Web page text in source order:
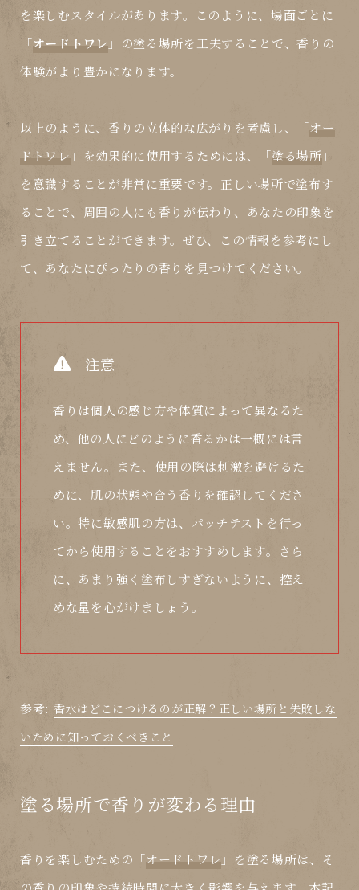
を楽しむスタイルがあります。このように、場面ごとに
「オードトワレ 」の塗る場所を工夫することで、香りの
体験がより豊かになります。
以上のように、香りの立体的な広がりを考慮し、「オー
ドトワレ 」を効果的に使用するためには、「塗る場所 」
を意識することが非常に重要です。正しい場所で塗布す
ることで、周囲の人にも香りが伝わり、あなたの印象を
引き立てることができます。ぜひ、この情報を参考にし
て、あなたにぴったりの香りを見つけてください。
注意
香りは個人の感じ方や体質によって異なるた
め、他の人にどのように香るかは一概には言
えません。また、使用の際は刺激を避けるた
めに、肌の状態や合う香りを確認してくださ
い。特に敏感肌の方は、パッチテストを行っ
てから使用することをおすすめします。さら
に、あまり強く塗布しすぎないように、控え
めな量を心がけましょう。
参考: 香水はどこにつけるのが正解？正しい場所と失敗しな
いために知っておくべきこと
塗る場所で香りが変わる理由
香りを楽しむための「オードトワレ 」を塗る場所は、そ